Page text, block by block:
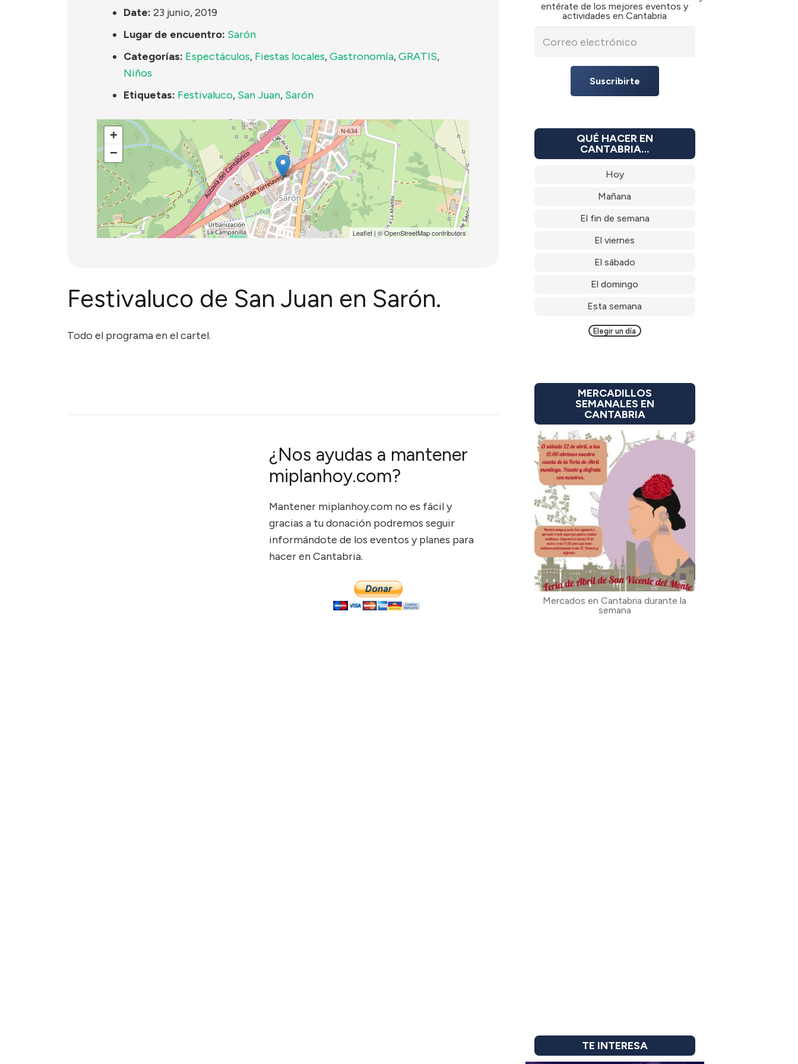
Date: 23 junio, 2019
Lugar de encuentro: Sarón
Categorías: Espectáculos, Fiestas locales,Gastronomía,GRATIS,
Niños
Etiquetas: Festivaluco, San Juan, Sarón
+
−
Leaflet| ©OpenStreetMapcontributors
Festivaluco de San Juan en Sarón.
Todo el programa en el cartel.
¿Nos ayudas a mantener
miplanhoy.com?
Mantener miplanhoy.com no es fácil y
gracias a tu donación podremos seguir
informándote de los eventos y planes para
hacer en Cantabria.
entérate de los mejores eventos y
actividades en Cantabria
Suscribirte
QUÉ HACER EN
CANTABRIA…
Hoy
Mañana
El fin de semana
El viernes
El sábado
El domingo
Esta semana
Elegir un día
MERCADILLOS
SEMANALES EN
CANTABRIA
Mercados en Cantabria durante la
semana
TE INTERESA